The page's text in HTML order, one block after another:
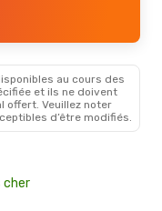
au cours des
et ils ne doivent
offert. Veuillez noter
d’être modifiés.
cher